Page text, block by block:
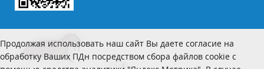
Продолжая использовать наш сайт Вы даете согласие на
обработку Ваших ПДн посредством сбора файлов cookie с